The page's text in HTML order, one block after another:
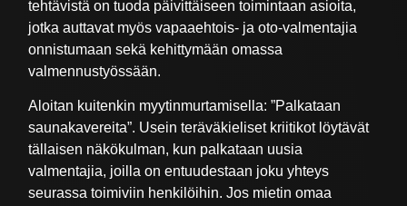
tehtävistä on tuoda päivittäiseen toimintaan asioita,
jotka auttavat myös vapaaehtois- ja oto-valmentajia
onnistumaan sekä kehittymään omassa
valmennustyössään.
Aloitan kuitenkin myytinmurtamisella: ”Palkataan
saunakavereita”. Usein teräväkieliset kriitikot löytävät
tällaisen näkökulman, kun palkataan uusia
valmentajia, joilla on entuudestaan joku yhteys
seurassa toimiviin henkilöihin. Jos mietin omaa